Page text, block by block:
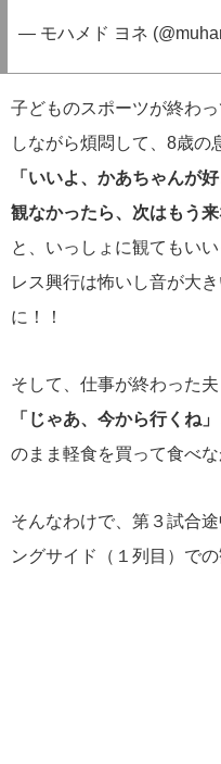
— モハメド ヨネ
子どものスポーツが終わ
しながら煩悶して、8歳の
「いいよ、かあちゃんが
観なかったら、次はもう
と、いっしょに観てもい
レス興行は怖いし音が大
に！！
そして、仕事が終わった
「じゃあ、今から行くね」
のまま軽食を買って食べ
そんなわけで、第３試合
ングサイド（１列目）での